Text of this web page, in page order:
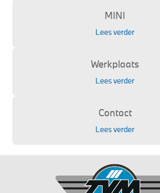
MINI
Lees verder
Werkplaats
Lees verder
Contact
Lees verder